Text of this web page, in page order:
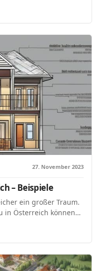
27. November 2023
– Beispiele
ein großer Traum.
in Österreich können…